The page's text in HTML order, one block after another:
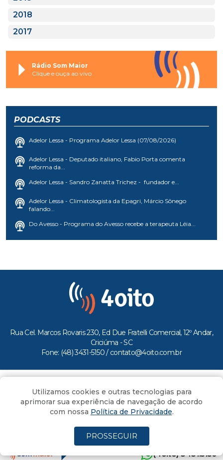
2018
2017
Rádio Som Maior
Clique e ouça ao vivo
PODCASTS
Adelor Lessa - Programa Adelor Lessa (07/08/2026)
Adelor Lessa - Deputado italiano, Fabio Porta comenta
reforma da...
Adelor Lessa - Sandro Zanatta Trichez - fundador e...
Adelor Lessa - Climatologista da Epagri, Márcio Sônego
falando...
Do Avesso - Programa do Avesso recebe a terapeuta Léia...
Rua Cel. Marcos Rovaris 230, Ed Due Fratelli Comercial, 12º Andar,
Criciúma - SC
Fone: (48) 3431-5150 / contato@4oito.com.br
Todos os direitos reservados ao Portal 4oito
(4oito) 3431.5150
Utilizamos cookies e outras tecnologias para
aprimorar sua experiência de navegação de acordo
com nossa Política de Privacidade.
PROSSEGUIR